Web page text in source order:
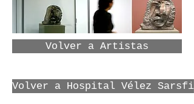
Volver a Artistas
Volver a Hospital Vélez